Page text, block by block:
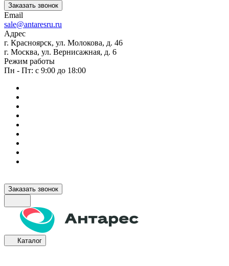
Заказать звонок
Email
sale@antaresru.ru
Адрес
г. Красноярск, ул. Молокова, д. 46
г. Москва, ул. Вернисажная, д. 6
Режим работы
Пн - Пт: с 9:00 до 18:00
Заказать звонок
Каталог